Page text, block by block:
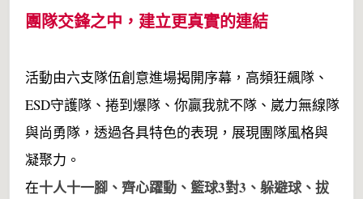
團隊交鋒之中，建立更真實的連結
活動由六支隊伍創意進場揭開序幕，高頻狂飆隊、
ESD守護隊、捲到爆隊、你贏我就不隊、崴力無線隊
與尚勇隊，透過各具特色的表現，展現團隊風格與
凝聚力。
在十人十一腳、齊心躍動、籃球3對3、躲避球、拔